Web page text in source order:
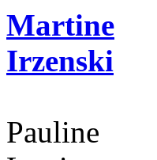
Martine
Irzenski
Pauline